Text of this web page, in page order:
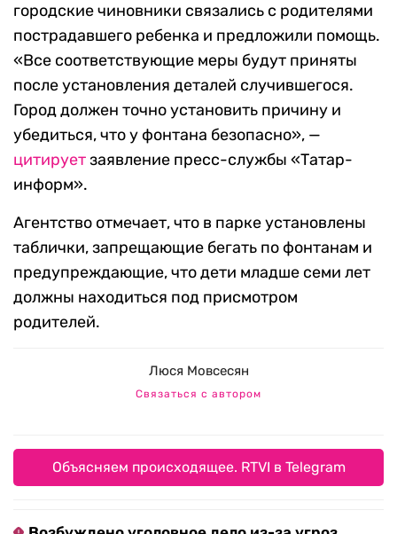
городские чиновники связались с родителями
пострадавшего ребенка и предложили помощь.
«Все соответствующие меры будут приняты
после установления деталей случившегося.
Город должен точно установить причину и
убедиться, что у фонтана безопасно», —
цитируетзаявление пресс-службы «Татар-
информ».
Агентство отмечает, что в парке установлены
таблички, запрещающие бегать по фонтанам и
предупреждающие, что дети младше семи лет
должны находиться под присмотром
родителей.
Люся Мовсесян
Связаться с автором
Объясняем происходящее. RTVI в Telegram